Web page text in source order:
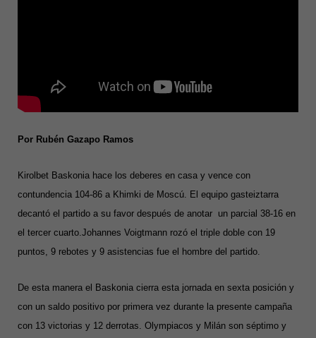
Por Rubén Gazapo Ramos
Kirolbet Baskonia hace los deberes en casa y vence con
contundencia 104-86 a Khimki de Moscú. El equipo gasteiztarra
decantó el partido a su favor después de anotar un parcial 38-16 en
el tercer cuarto.Johannes Voigtmann rozó el triple doble con 19
puntos, 9 rebotes y 9 asistencias fue el hombre del partido.
De esta manera el Baskonia cierra esta jornada en sexta posición y
con un saldo positivo por primera vez durante la presente campaña
con 13 victorias y 12 derrotas. Olympiacos y Milán son séptimo y